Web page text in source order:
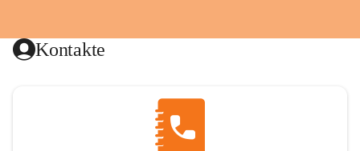
Kontakte